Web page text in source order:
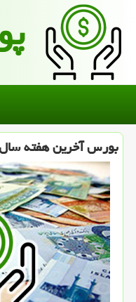
بورس آخرین هفته سال ۹۸ را چگونه سپری كرد؟